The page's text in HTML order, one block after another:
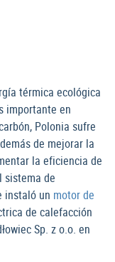
térmica ecológica
importante en
Polonia sufre
de mejorar la
la eficiencia de
sistema de
instaló un motor de
de calefacción
Sp. z o.o. en